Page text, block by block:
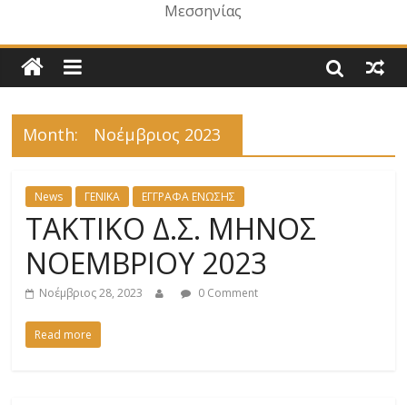
Μεσσηνίας
Month: Νοέμβριος 2023
News ΓΕΝΙΚΑ ΕΓΓΡΑΦΑ ΕΝΩΣΗΣ
ΤΑΚΤΙΚΟ Δ.Σ. ΜΗΝΟΣ
ΝΟΕΜΒΡΙΟΥ 2023
Νοέμβριος 28, 2023 0 Comment
Read more